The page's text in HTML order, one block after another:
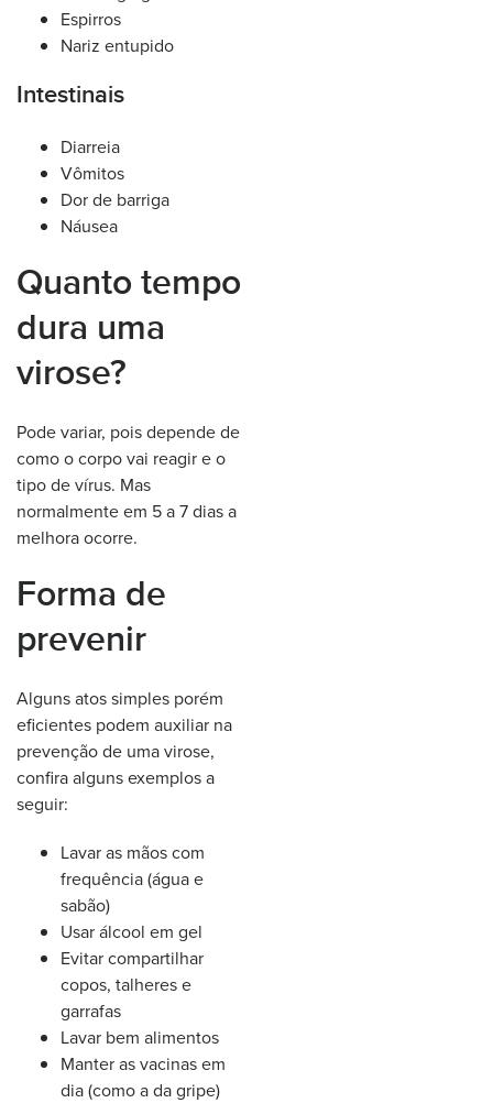
Espirros
Nariz entupido
Intestinais
Diarreia
Vômitos
Dor de barriga
Náusea
Quanto tempo
dura uma
virose?
Pode variar, pois depende de
como o corpo vai reagir e o
tipo de vírus. Mas
normalmente em 5 a 7 dias a
melhora ocorre.
Forma de
prevenir
Alguns atos simples porém
eficientes podem auxiliar na
prevenção de uma virose,
confira alguns exemplos a
seguir:
Lavar as mãos com
frequência (água e
sabão)
Usar álcool em gel
Evitar compartilhar
copos, talheres e
garrafas
Lavar bem alimentos
Manter as vacinas em
dia (como a da gripe)